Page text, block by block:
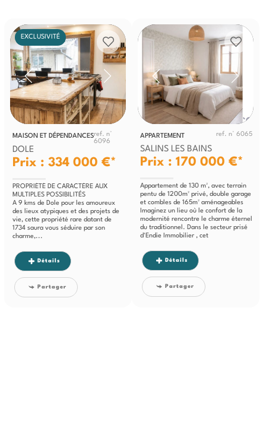
EXCLUSIVITÉ
MAISON ET DÉPENDANCESref. n°
6096
DOLE
Prix : 334 000 €*
PROPRIÉTÉ DE CARACTÈRE AUX
MULTIPLES POSSIBILITÉS
A 9 kms de Dole pour les amoureux
des lieux atypiques et des projets de
vie, cette propriété rare datant de
1734 saura vous séduire par son
charme,...
Détails
Partager
APPARTEMENT ref. n° 6065
SALINS LES BAINS
Prix : 170 000 €*
Appartement de 130 m², avec terrain
pentu de 1200m² privé, double garage
et combles de 165m² aménageables
Imaginez un lieu où le confort de la
modernité rencontre le charme éternel
du traditionnel. Dans le secteur prisé
d'Endie Immobilier , cet
Détails
Partager